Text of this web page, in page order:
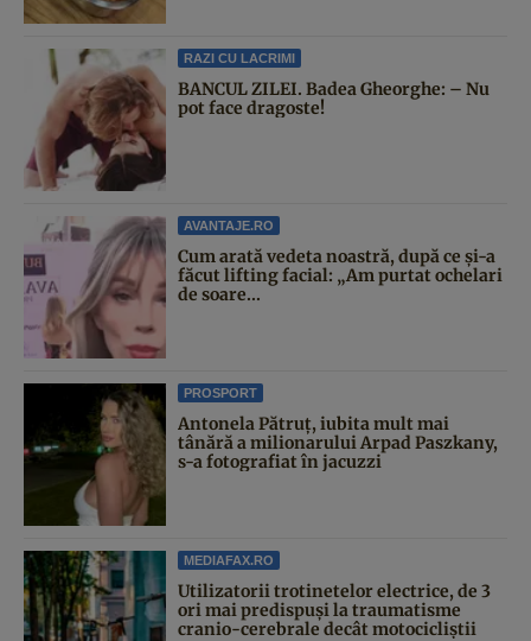
RAZI CU LACRIMI
BANCUL ZILEI. Badea Gheorghe: – Nu
pot face dragoste!
AVANTAJE.RO
Cum arată vedeta noastră, după ce și-a
făcut lifting facial: „Am purtat ochelari
de soare...
PROSPORT
Antonela Pătruț, iubita mult mai
tânără a milionarului Arpad Paszkany,
s-a fotografiat în jacuzzi
MEDIAFAX.RO
Utilizatorii trotinetelor electrice, de 3
ori mai predispuși la traumatisme
cranio-cerebrale decât motocicliștii